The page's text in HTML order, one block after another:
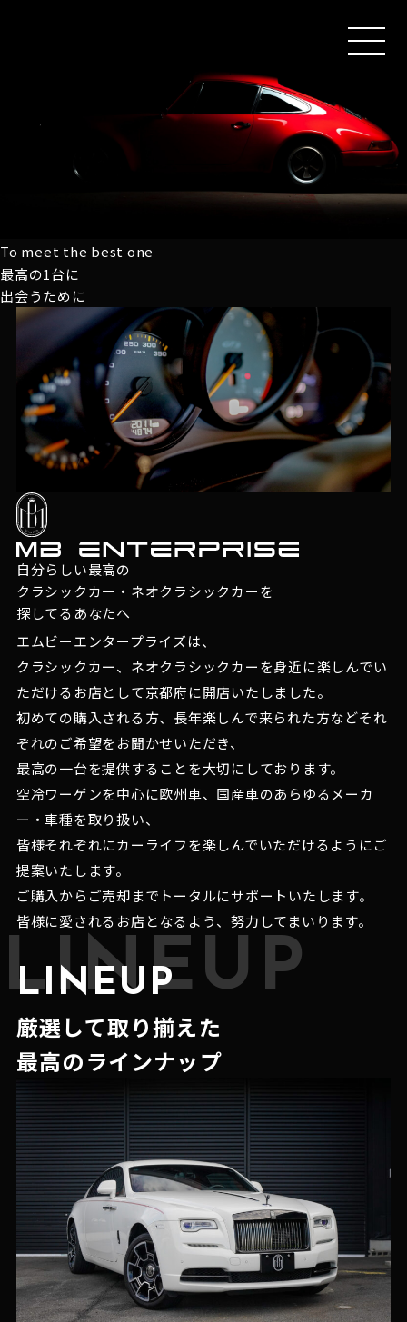
MEN
To meet the best one
最高の1台に
出会うために
自分らしい最高の
クラシックカー・ネオクラシックカーを
探してるあなたへ
エムビーエンタープライズは、
クラシックカー、ネオクラシックカーを身近に楽しんでい
ただけるお店として京都府に開店いたしました。
初めての購入される方、長年楽しんで来られた方などそれ
ぞれのご希望をお聞かせいただき、
最高の一台を提供することを大切にしております。
空冷ワーゲンを中心に欧州車、国産車のあらゆるメーカ
ー・車種を取り扱い、
皆様それぞれにカーライフを楽しんでいただけるようにご
提案いたします。
ご購入からご売却までトータルにサポートいたします。
皆様に愛されるお店となるよう、努力してまいります。
LINEUP
LINEUP
厳選して取り揃えた
最高のラインナップ